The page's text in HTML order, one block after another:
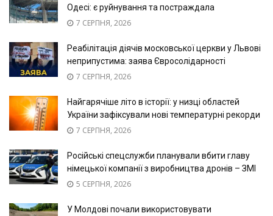
Одесі: є руйнування та постраждала
7 СЕРПНЯ, 2026
Реабілітація діячів московської церкви у Львові
неприпустима: заява Євросолідарності
7 СЕРПНЯ, 2026
Найгарячіше літо в історії: у низці областей
України зафіксували нові температурні рекорди
7 СЕРПНЯ, 2026
Російські спецслужби планували вбити главу
німецької компанії з виробництва дронів – ЗМІ
5 СЕРПНЯ, 2026
У Молдові почали використовувати